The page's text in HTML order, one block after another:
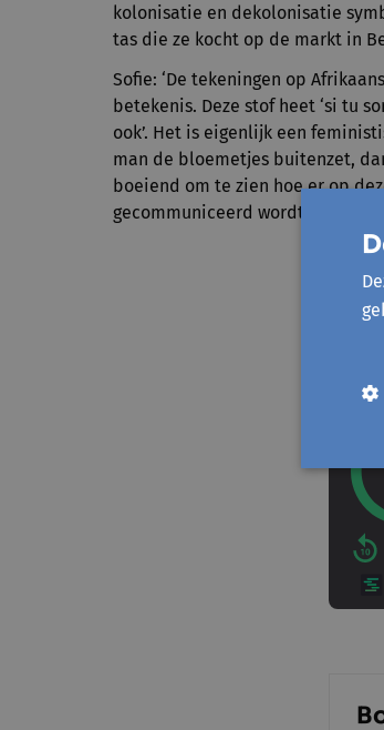
kolonisatie en dekolonisatie
tas die ze kocht op de markt in
Sofie: ‘De tekeningen op
betekenis. Deze stof heet ‘si tu
ook’. Het is eigenlijk een
man de bloemetjes buitenzet,
boeiend om te zien hoe er op
gecommuniceerd wordt.’
🎧